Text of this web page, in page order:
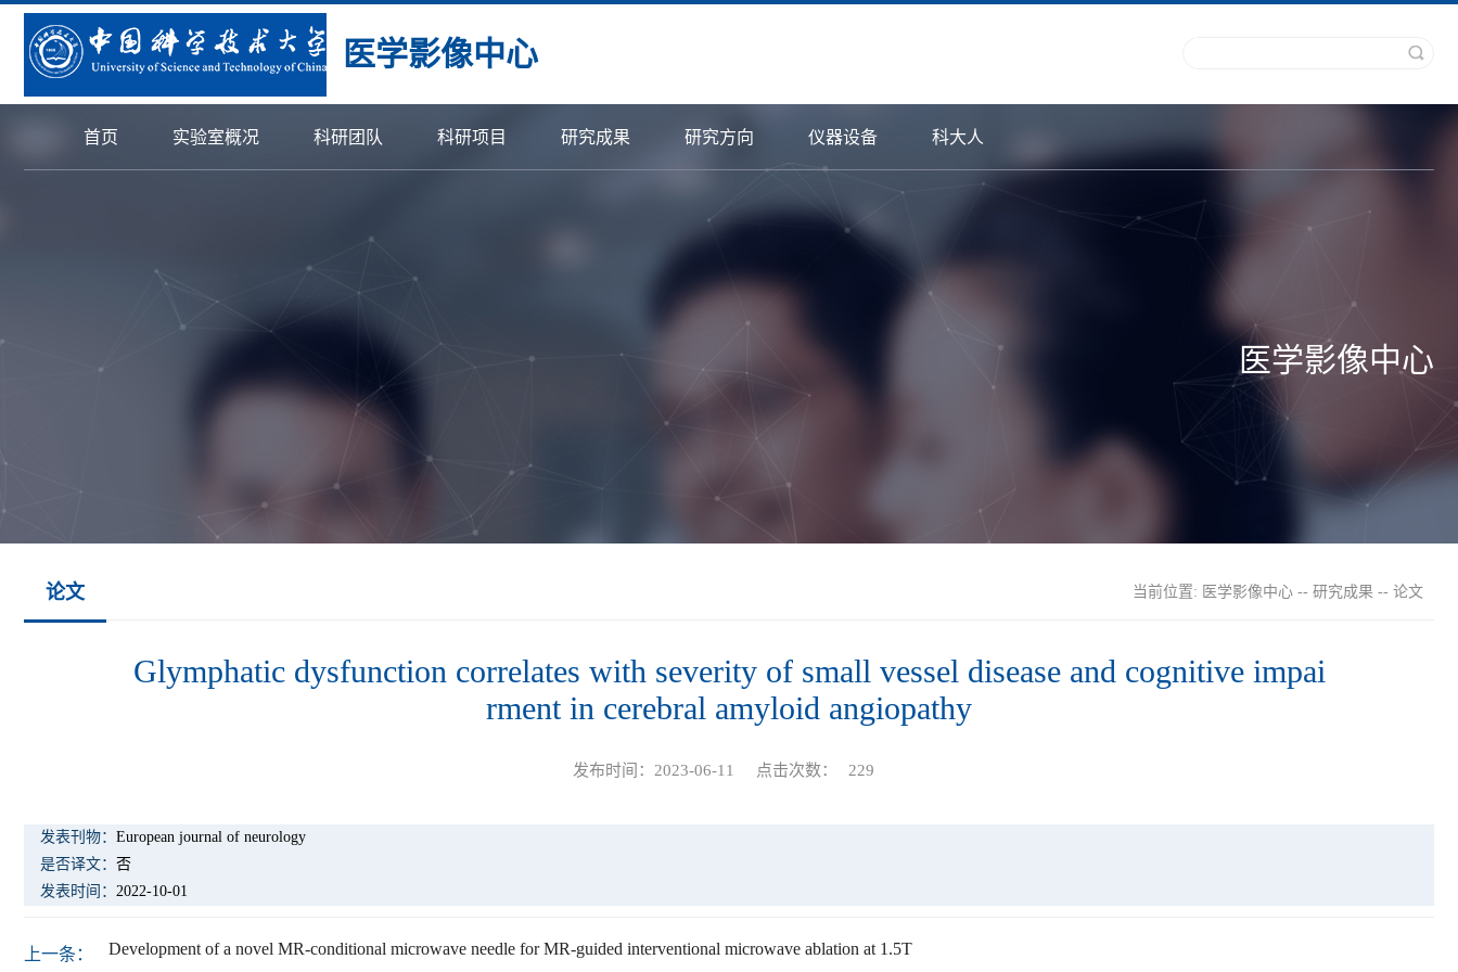
医学影像中心
首页 实验室概况 科研团队 科研项目 研究成果 研究方向 仪器设备 科大人
医学影像中心
论文 当前位置: 医学影像中心 -- 研究成果 -- 论文
Glymphatic dysfunction correlates with severity of small vessel disease and cognitive impai
rment in cerebral amyloid angiopathy
发布时间：2023-06-11 点击次数： 229
发表刊物： European journal of neurology
是否译文： 否
发表时间： 2022-10-01
上一条： Development of a novel MR-conditional microwave needle for MR-guided interventional microwave ablation at 1.5T